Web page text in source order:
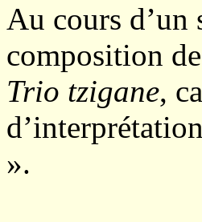
Au cours d’un
composition
Trio tzigane,
».